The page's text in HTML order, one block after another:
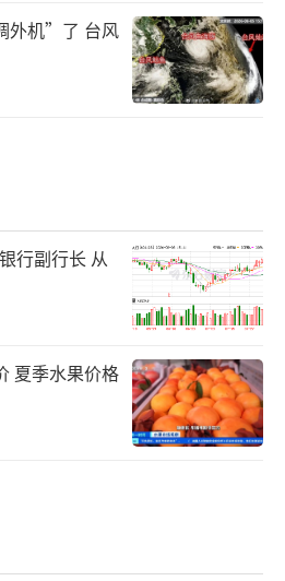
外机”了 台风
行副行长 从
夏季水果价格